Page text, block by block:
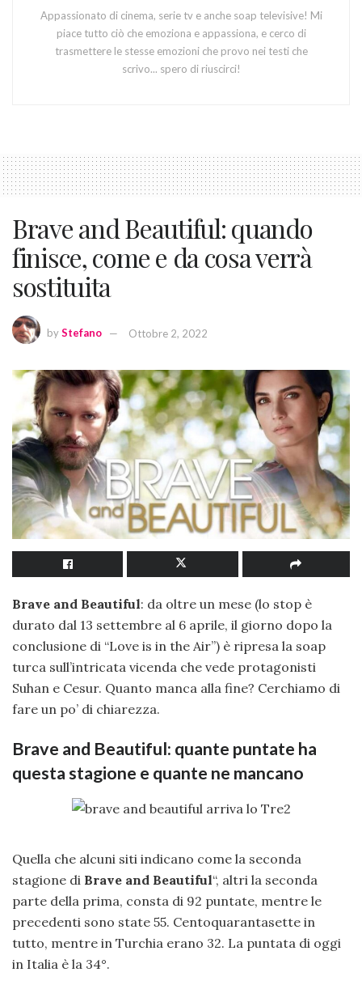
Appassionato di cinema, serie tv e anche soap televisive! Mi
piace tutto ciò che emoziona e appassiona, e cerco di
trasmettere le stesse emozioni che provo nei testi che
scrivo... spero di riuscirci!
Brave and Beautiful: quando
finisce, come e da cosa verrà
sostituita
byStefano Ottobre 2, 2022
Brave and Beautiful: da oltre un mese (lo stop è
durato dal 13 settembre al 6 aprile, il giorno dopo la
conclusione di “Love is in the Air”) è ripresa la soap
turca sull’intricata vicenda che vede protagonisti
Suhan e Cesur. Quanto manca alla fine? Cerchiamo di
fare un po’ di chiarezza.
Brave and Beautiful: quante puntate ha
questa stagione e quante ne mancano
Quella che alcuni siti indicano come la seconda
stagione di Brave and Beautiful“, altri la seconda
parte della prima, consta di 92 puntate, mentre le
precedenti sono state 55. Centoquarantasette in
tutto, mentre in Turchia erano 32. La puntata di oggi
in Italia è la 34°.